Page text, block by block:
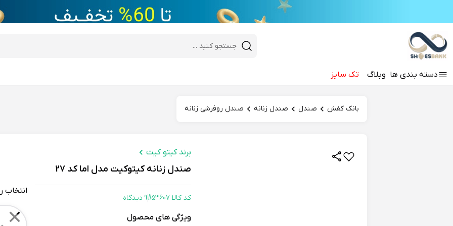
desktop header search
دسته‌ بندی‌ ها وبلاگ تک سایزHi there!
بانک کفش صندل صندل زنانه صندل روفرشی زنانه
برند کیتو کیت
صندل زنانه کیتوکیت مدل اما کد 27
کد کالا 53607# 9 دیدگاه
ویژگی های محصول
انتخاب
Color
✕